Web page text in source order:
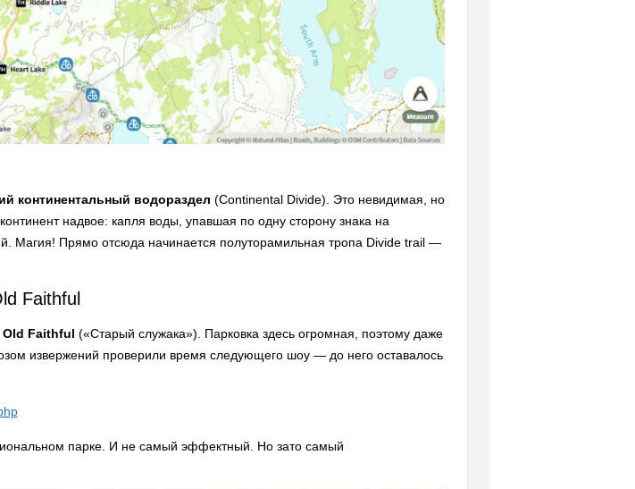
континентальный водораздел (Continental Divide). Это невидимая, но
надвое: капля воды, упавшая по одну сторону знака на
Магия! Прямо отсюда начинается полуторамильная тропа Divide trail —
Faithful
Old Faithful («Старый служака»). Парковка здесь огромная, поэтому даже
извержений проверили время следующего шоу — до него оставалось
парке. И не самый эффектный. Но зато самый